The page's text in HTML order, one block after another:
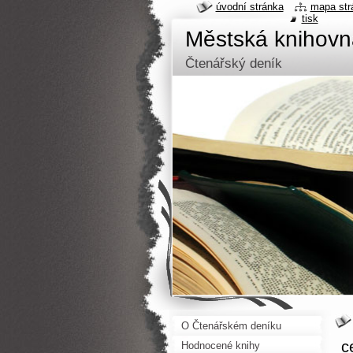
Městská
Čtenářský deník
O Čtenářském deníku
Hodnocené knihy
úvodní stránka mapa
tisk